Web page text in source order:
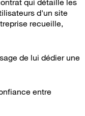
qui détaille les
d'un site
recueille,
de lui dédier une
entre